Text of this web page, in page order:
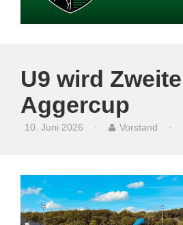
U9 wird
Aggercup
10. Juni 2026 · Vorstand ·